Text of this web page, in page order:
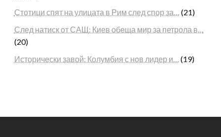
Стотици спят на улицата в Рим след спор за… (21)
След натиск от САЩ: Киев обеща мир за петрола в…
(20)
Исторически завой: Колумбия с нов лидер и… (19)